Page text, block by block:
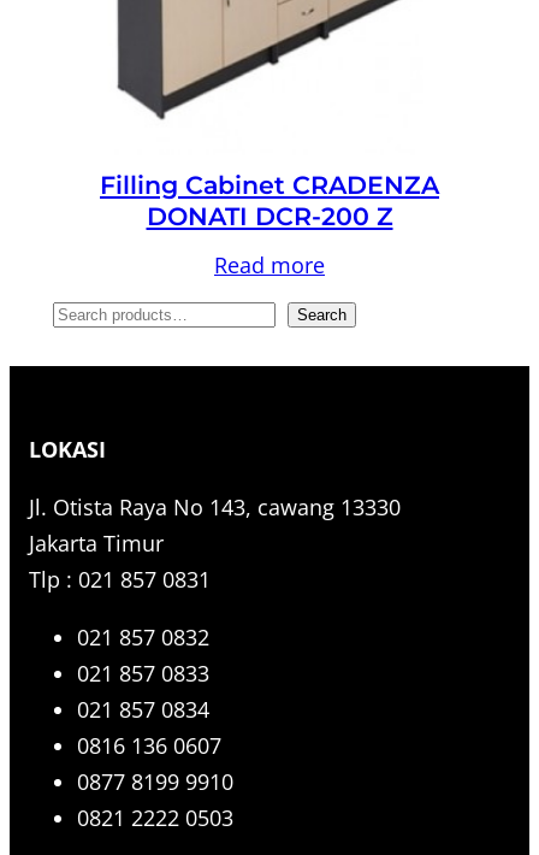
Filling Cabinet CRADENZA
DONATI DCR-200 Z
Read more
S
c
h
Search
LOKASI
Jl. Otista Raya No 143, cawang 13330
Jakarta Timur
Tlp : 021 857 0831
021 857 0832
021 857 0833
021 857 0834
0816 136 0607
0877 8199 9910
0821 2222 0503